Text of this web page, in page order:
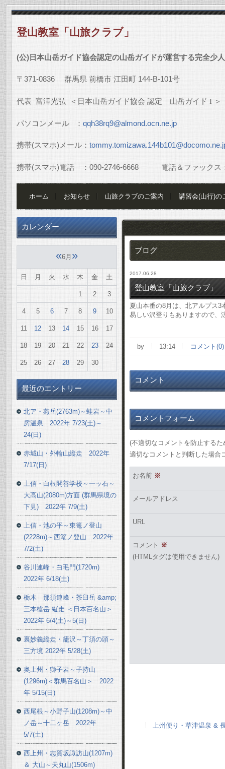
登山教室「山旅クラブ」
(公)日本山岳ガイド協会認定の山岳ガイドが運営する完全少
〒 371-0836 群馬県 前橋市 江田町 144-B-101号
代表 富澤光弘 ＜日本山岳ガイド協会 認定 山岳ガイド I ＞
パソコンメール ： qqh38rq9@almond.ocn.ne.jp
携帯(スマホ)メール：
携帯(スマホ)電話 ： 090-2746-6668電話＆ファックス
ホーム お知らせ 山旅クラブのご案内 講習会(山行)の
ブログ
2017.06.28
登山教室「山旅クラブ」
夏山本番の8月は、北アルプス
易しい沢登りもありますので、
by 13:14 コメント(0)
コメント
コメントフォーム
(不適切なコメントを防止する
適切なコメントと判断した場合
お名前 ※
メールアドレス
URL
コメント ※
(HTMLタグは使用できません)
上州便り・草津温泉 &
カレンダー
«6月 »
日 月 火 水 木 金 土
1 2 3
4 5 6 7 8 9 10
11 12 13 14 15 16 17
18 19 20 21 22 23 24
25 26 27 28 29 30
最近のエントリー
北ア・燕岳(2763m)～蛙岩～中
房温泉 2022年 7/23(土)～
24(日)
赤城山・外輪山縦走 2022年
7/17(日)
上信・白根開善学校～一ッ石～
大高山(2080m)方面 (群馬県境の
下見) 2022年 7/9(土)
上信・池の平～東篭ノ登山
(2228m)～西篭ノ登山 2022年
7/2(土)
谷川連峰・白毛門(1720m)
2022年 6/18(土)
栃木 那須連峰・茶臼岳 &amp;
三本槍岳 縦走 ＜日本百名山＞
2022年 6/4(土)～5(日)
裏妙義縦走・籠沢～丁須の頭～
三方境 2022年 5/28(土)
奥上州・獅子岩～子持山
(1296m)＜群馬百名山＞ 2022
年 5/15(日)
西尾根～小野子山(1208m)～中
ノ岳～十二ヶ岳 2022年
5/7(土)
西上州・志賀坂諏訪山(1207m)
＆ 大山～天丸山(1506m)